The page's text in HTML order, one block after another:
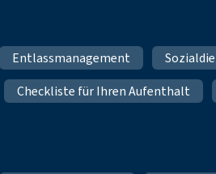
Entlassmanagement
Checkliste für Ihren Aufenthalt